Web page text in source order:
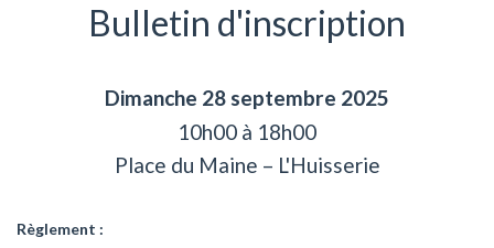
Bulletin d'inscription
Dimanche 28 septembre 2025
10h00 à 18h00
Place du Maine – L'Huisserie
Règlement :